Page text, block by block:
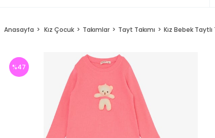
Anasayfa Kız Çocuk Takımlar Tayt Takımı Kız Bebek
%47